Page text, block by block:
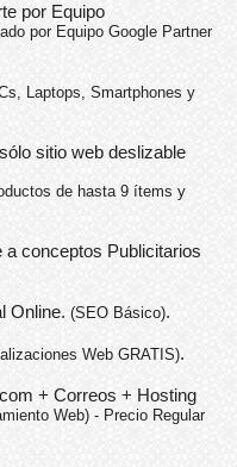
por Equipo
por Equipo Google Partner
Laptops, Smartphones y
sitio web deslizable
de hasta 9 ítems y
conceptos Publicitarios
Online. (SEO Básico).
Web GRATIS).
+ Correos + Hosting
Web) - Precio Regular